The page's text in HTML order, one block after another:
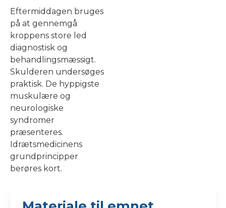
Eftermiddagen bruges
på at gennemgå
kroppens store led
diagnostisk og
behandlingsmæssigt.
Skulderen undersøges
praktisk. De hyppigste
muskulære og
neurologiske
syndromer
præsenteres.
Idrætsmedicinens
grundprincipper
berøres kort.